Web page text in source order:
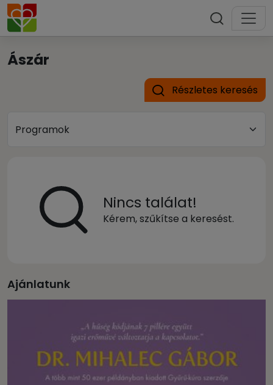
Ászár
Részletes keresés
Nincs találat!
Kérem, szűkítse a keresést.
Ajánlatunk